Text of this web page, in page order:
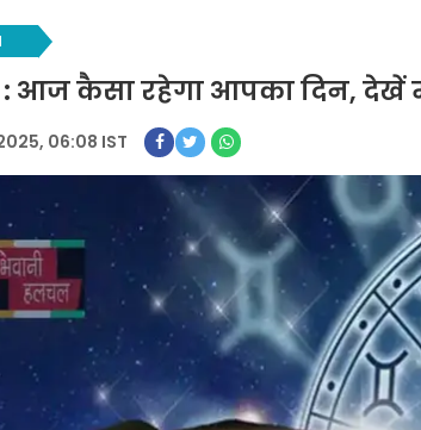
: आज कैसा रहेगा आपका दिन,
06:08 IST